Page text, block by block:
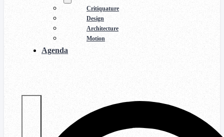
Critiquature
Design
Architecture
Motion
Agenda